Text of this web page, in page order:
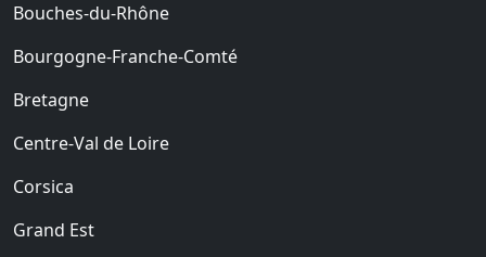
Bouches-du-Rhône
Bourgogne-Franche-Comté
Bretagne
Centre-Val de Loire
Corsica
Grand Est